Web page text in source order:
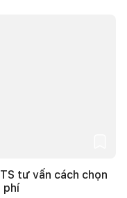
tư vấn cách chọn
phí